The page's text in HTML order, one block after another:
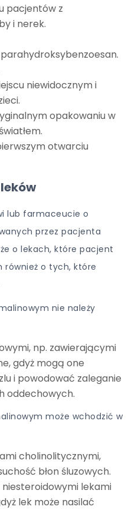
pacjentów z
i nerek.
niewidocznym i
opakowaniu w
otwarciu
lub farmaceucie o
przez pacjenta
o lekach, które pacjent
również o tych, które
nie należy
np. zawierającymi
gdyż mogą one
i powodować zaleganie
oddechowych.
może wchodzić w
cholinolitycznymi,
błon śluzowych.
lekami
lek może nasilać